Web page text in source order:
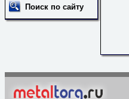
Поиск по сайту